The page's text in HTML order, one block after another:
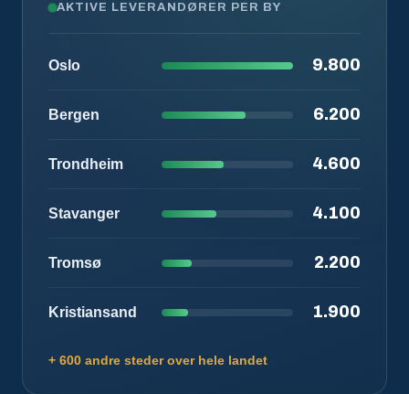
AKTIVE LEVERANDØRER PER BY
Oslo 9.800
Bergen 6.200
Trondheim 4.600
Stavanger 4.100
Tromsø 2.200
Kristiansand 1.900
+ 600 andre steder over hele landet